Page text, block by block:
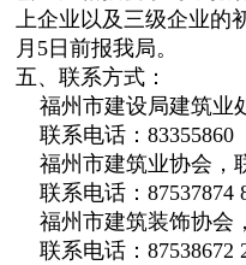
上企业以及三级企业的
月5日前报我局。
五、联系方式：
福州市建设局建筑业
联系电话：83355860
福州市建筑业协会，
联系电话：87537874
福州市建筑装饰协会
联系电话：87538672